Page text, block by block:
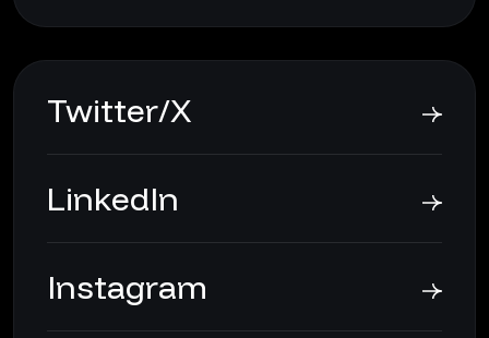
Twitter/X
LinkedIn
Instagram